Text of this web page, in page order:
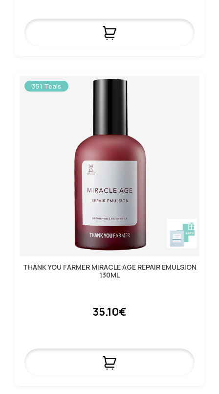
351 Teals
THANK YOU FARMER MIRACLE AGE REPAIR EMULSION
130ML
35.10€